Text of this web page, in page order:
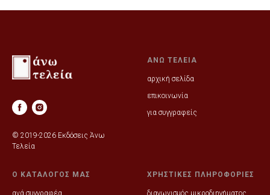
© 2019-2026 Εκδόσεις Άνω
Τελεία
ΑΝΩ ΤΕΛΕΙΑ
αρχική σελίδα
επικοινωνία
για συγγραφείς
Ο ΚΑΤΑΛΟΓΟΣ ΜΑΣ
ανά συγγραφέα
ΧΡΗΣΤΙΚΕΣ ΠΛΗΡΟΦΟΡΙΕΣ
διαγωνισμός μικροδιηγήματος